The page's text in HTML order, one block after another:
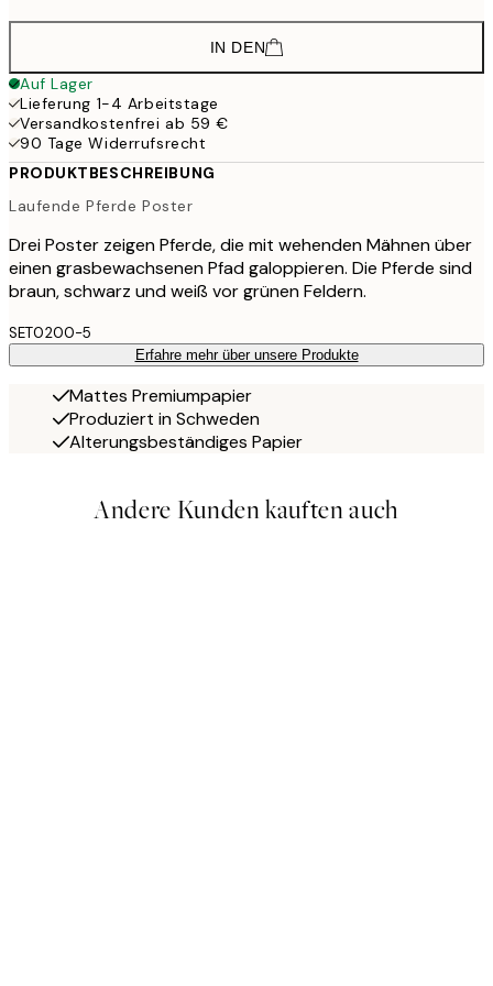
IN DEN
Auf Lager
Lieferung 1-4 Arbeitstage
Versandkostenfrei ab 59 €
90 Tage Widerrufsrecht
PRODUKTBESCHREIBUNG
Laufende Pferde Poster
Drei Poster zeigen Pferde, die mit wehenden Mähnen über
einen grasbewachsenen Pfad galoppieren. Die Pferde sind
braun, schwarz und weiß vor grünen Feldern.
SET0200-5
Erfahre mehr über unsere Produkte
Mattes Premiumpapier
Produziert in Schweden
Alterungsbeständiges Papier
Andere Kunden kauften auch